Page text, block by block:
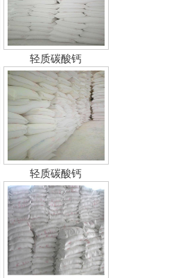
轻质碳酸钙
轻质碳酸钙